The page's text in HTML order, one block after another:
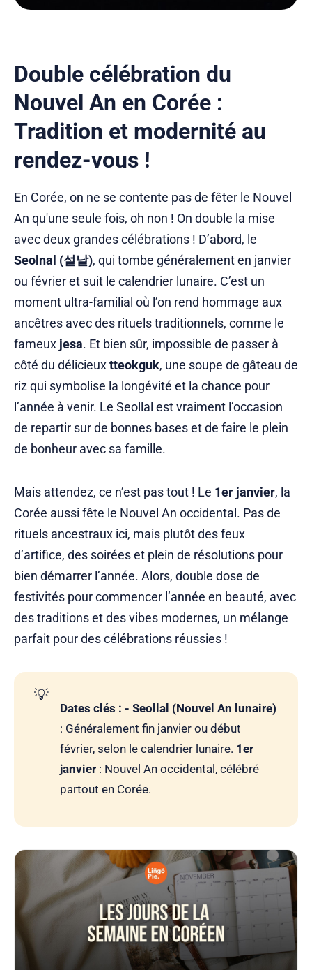
Double célébration du
Nouvel An en Corée :
Tradition et modernité au
rendez-vous !
En Corée, on ne se contente pas de fêter le Nouvel
An qu'une seule fois, oh non ! On double la mise
avec deux grandes célébrations ! D’abord, le
Seolnal (설날), qui tombe généralement en janvier
ou février et suit le calendrier lunaire. C’est un
moment ultra-familial où l’on rend hommage aux
ancêtres avec des rituels traditionnels, comme le
fameux jesa. Et bien sûr, impossible de passer à
côté du délicieuxtteokguk, une soupe de gâteau de
riz qui symbolise la longévité et la chance pour
l’année à venir. Le Seollal est vraiment l’occasion
de repartir sur de bonnes bases et de faire le plein
de bonheur avec sa famille.
Mais attendez, ce n’est pas tout ! Le 1er janvier, la
Corée aussi fête le Nouvel An occidental. Pas de
rituels ancestraux ici, mais plutôt des feux
d’artifice, des soirées et plein de résolutions pour
bien démarrer l’année. Alors, double dose de
festivités pour commencer l’année en beauté, avec
des traditions et des vibes modernes, un mélange
parfait pour des célébrations réussies !
💡
Dates clés : - Seollal (Nouvel An lunaire)
: Généralement fin janvier ou début
février, selon le calendrier lunaire. 1er
janvier : Nouvel An occidental, célébré
partout en Corée.